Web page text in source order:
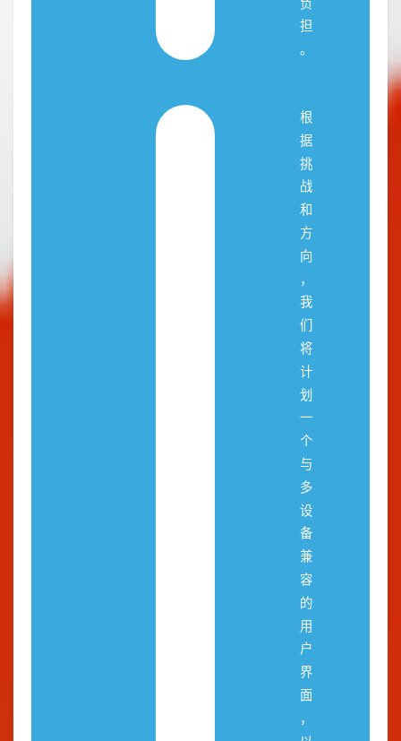
负
担
。
根
据
挑
战
和
方
向
，
我
们
将
计
划
一
个
与
多
设
备
兼
容
的
用
户
界
面
，